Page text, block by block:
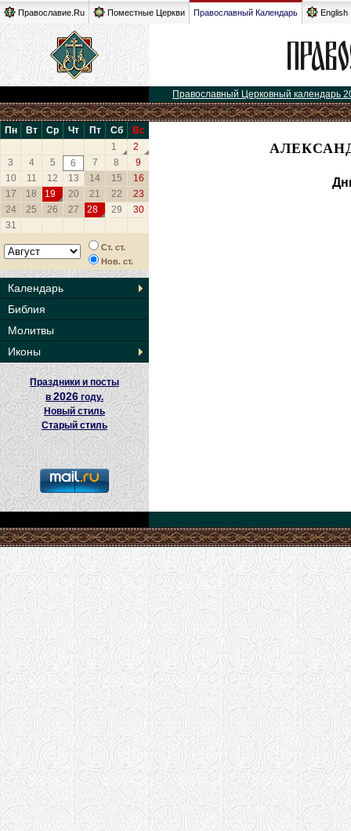
Православие.Ru Поместные Церкви Православный Календарь English
Православный Церковный календарь
Пн Вт Ср Чт Пт Сб
Вс
1
2
3
4 5 6 7 8
9
10
11 12 13 14 15
16
17
18 19 20 21 22
23
24
25 26 27 28 29
30
31
Ст. ст.
Нов. ст.
Календарь
Библия
Молитвы
Иконы
Праздники и посты
в2026 году.
Новый стиль
Старый стиль